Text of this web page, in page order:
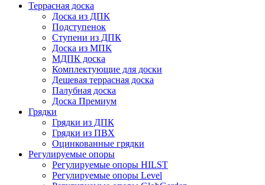
Террасная доска
Доска из ДПК
Подступенок
Ступени из ДПК
Доска из МПК
МДПК доска
Комплектующие для доски
Дешевая террасная доска
Палубная доска
Доска Премиум
Грядки
Грядки из ДПК
Грядки из ПВХ
Оцинкованные грядки
Регулируемые опоры
Регулируемые опоры HILST
Регулируемые опоры Level